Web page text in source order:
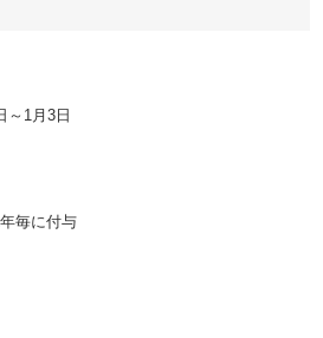
～1月3日
毎に付与